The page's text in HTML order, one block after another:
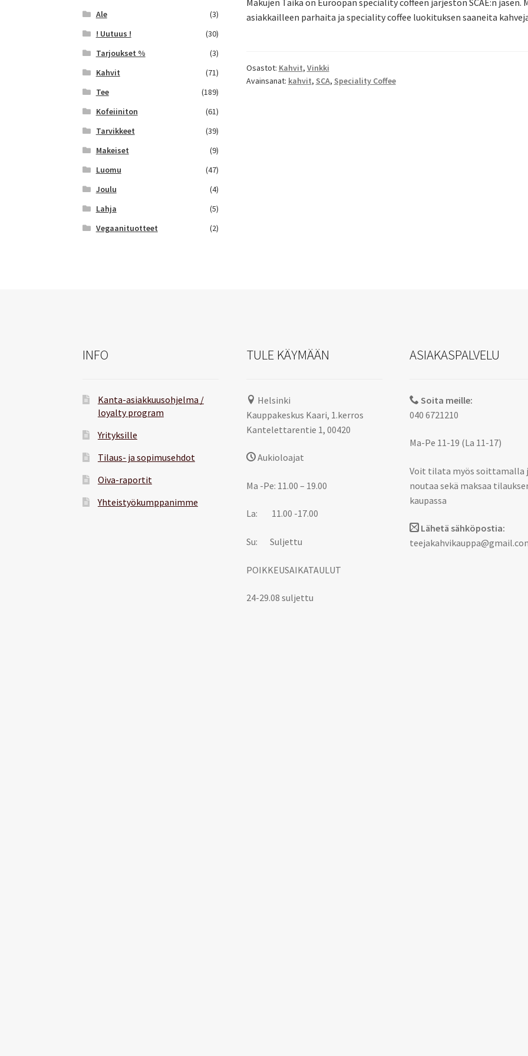
asiakkailleen parhaita ja speciality coffee luokituksen saaneita
Osastot: Kahvit, Vinkki
Avainsanat: kahvit, SCA, Speciality Coffee
Ale
(3)
! Uutuus !
(30)
Tarjoukset %
(3)
Kahvit
(71)
Tee
(189)
Kofeiiniton
(61)
Tarvikkeet
(39)
Makeiset
(9)
Luomu
(47)
Joulu
(4)
Lahja
(5)
Vegaanituotteet
(2)
INFO
Kanta-asiakkuusohjelma /
loyalty program
Yrityksille
Tilaus- ja sopimusehdot
Oiva-raportit
Yhteistyökumppanimme
TULE KÄYMÄÄN
Helsinki
Kauppakeskus Kaari, 1.kerros
Kantelettarentie 1, 00420
Aukioloajat
Ma -Pe: 11.00 – 19.00
La: 11.00 -17.00
Su: Suljettu
POIKKEUSAIKATAULUT
24-29.08 suljettu
ASIAKASPALVELU
Soita meille:
040 6721210
Ma-Pe 11-19 (La 11-17)
Voit tilata myös soittamalla
noutaa sekä maksaa
kaupassa
Lähetä sähköpostia: